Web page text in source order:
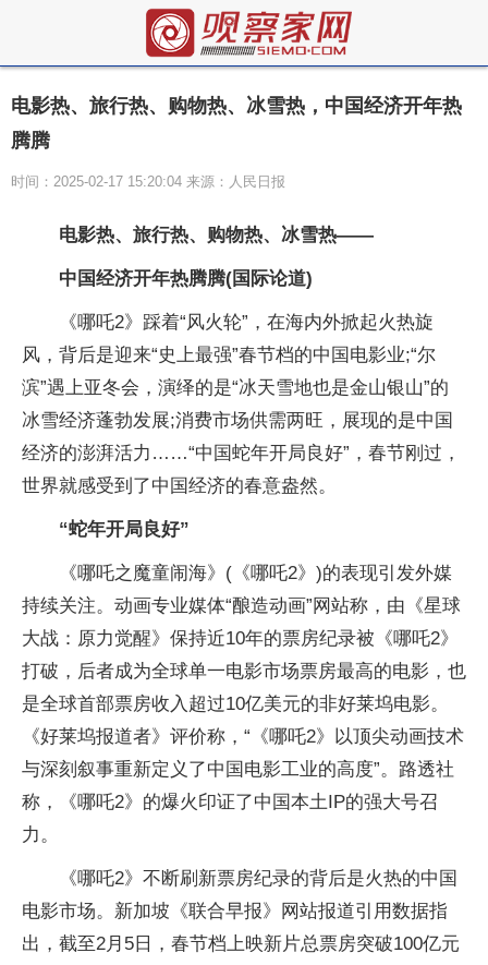
电影热、旅行热、购物热、冰雪热，中国经济开年热
腾腾
时间：2025-02-17 15:20:04 来源：人民日报
电影热、旅行热、购物热、冰雪热——
中国经济开年热腾腾(国际论道)
《哪吒2》踩着“风火轮”，在海内外掀起火热旋
风，背后是迎来“史上最强”春节档的中国电影业;“尔
滨”遇上亚冬会，演绎的是“冰天雪地也是金山银山”的
冰雪经济蓬勃发展;消费市场供需两旺，展现的是中国
经济的澎湃活力……“中国蛇年开局良好”，春节刚过，
世界就感受到了中国经济的春意盎然。
“蛇年开局良好”
《哪吒之魔童闹海》(《哪吒2》)的表现引发外媒
持续关注。动画专业媒体“酿造动画”网站称，由《星球
大战：原力觉醒》保持近10年的票房纪录被《哪吒2》
打破，后者成为全球单一电影市场票房最高的电影，也
是全球首部票房收入超过10亿美元的非好莱坞电影。
《好莱坞报道者》评价称，“《哪吒2》以顶尖动画技术
与深刻叙事重新定义了中国电影工业的高度”。路透社
称，《哪吒2》的爆火印证了中国本土IP的强大号召
力。
《哪吒2》不断刷新票房纪录的背后是火热的中国
电影市场。新加坡《联合早报》网站报道引用数据指
出，截至2月5日，春节档上映新片总票房突破100亿元